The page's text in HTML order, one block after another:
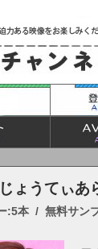
ょうてぃあ
本 / 無料サン